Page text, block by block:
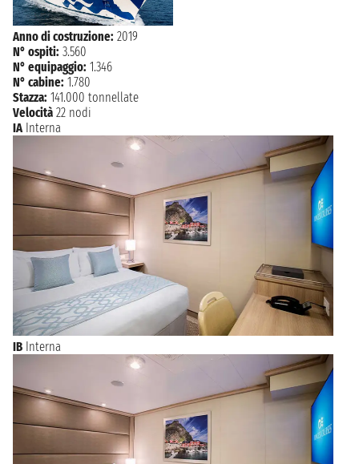
Anno di costruzione: 2019
N° ospiti: 3.560
N° equipaggio: 1.346
N° cabine: 1.780
Stazza: 141.000 tonnellate
Velocità 22 nodi
IA Interna
IB Interna